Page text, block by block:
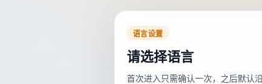
语言设置
请选择语言
首次进入只需确认一次，之后默认